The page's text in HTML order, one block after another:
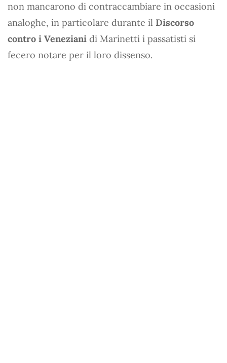
non mancarono di contraccambiare in occasioni
analoghe, in particolare durante il Discorso
contro i Veneziani di Marinetti i passatisti si
fecero notare per il loro dissenso.